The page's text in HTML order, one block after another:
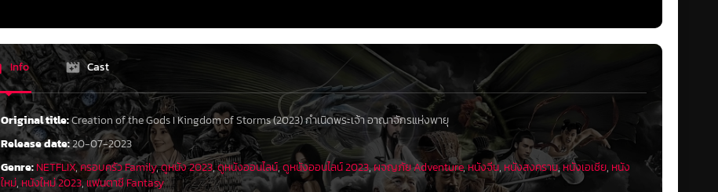
Info Cast
Original title:Creation of the Gods I Kingdom of Storms (2023) กําเนิดพระเจ้า อาณาจักรแห่งพายุ
Release date:20-07-2023
Genre:NETFLIX,ครอบครัว Family,ดูหนัง 2023,ดูหนังออนไลน์,ดูหนังออนไลน์ 2023,ผจญภัย Adventure,หนังจีน, หนังสงคราม,หนังเอเชีย, หนัง
ใหม่,หนังใหม่ 2023,แฟนตาซี Fantasy